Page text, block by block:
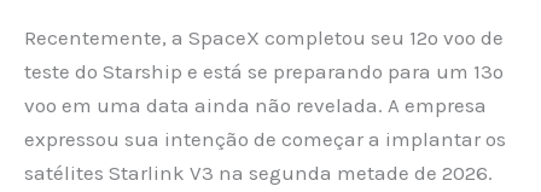
Recentemente, a SpaceX completou seu 12º voo de
teste do Starship e está se preparando para um 13º
voo em uma data ainda não revelada. A empresa
expressou sua intenção de começar a implantar os
satélites Starlink V3 na segunda metade de 2026.